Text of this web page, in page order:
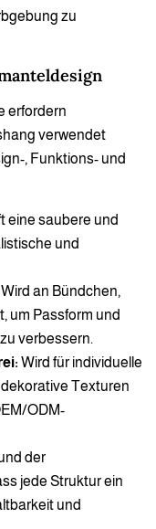
zu
erfordern
verwendet
, Funktions- und
eine saubere und
und
Wird an Bündchen,
um Passform und
verbessern.
Wird für individuelle
Texturen
ODM-
der
jede Struktur ein
und